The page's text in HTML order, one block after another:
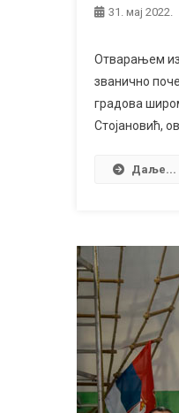
31. мај 2022.
Отварањем
званично
градова
Стојановић,
Даље...